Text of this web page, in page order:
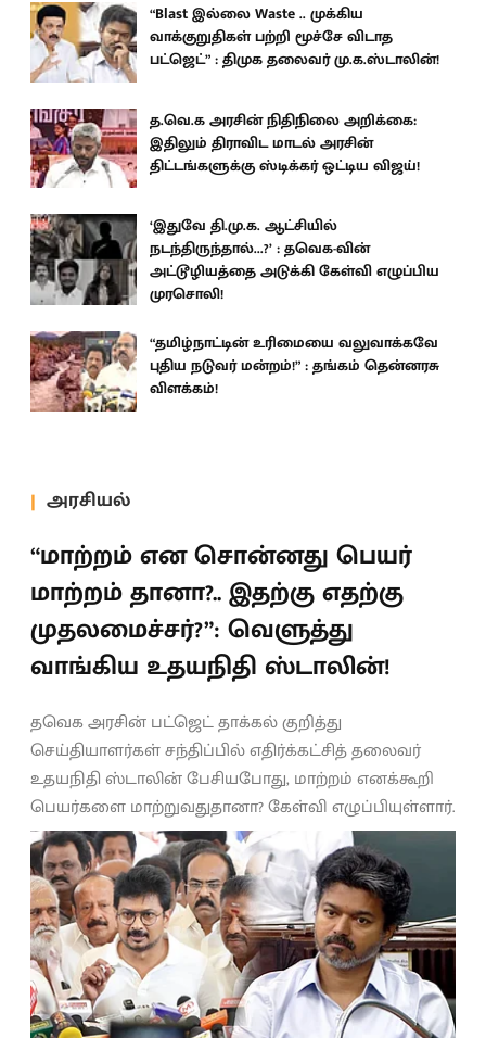
“Blast இல்லை Waste .. முக்கிய
வாக்குறுதிகள் பற்றி மூச்சே விடாத
பட்ஜெட்” : திமுக தலைவர் மு.க.ஸ்டாலின்!
த.வெ.க அரசின் நிதிநிலை அறிக்கை:
இதிலும் திராவிட மாடல் அரசின்
திட்டங்களுக்கு ஸ்டிக்கர் ஒட்டிய விஜய்!
‘இதுவே தி.மு.க. ஆட்சியில்
நடந்திருந்தால்...?’ : தவெக-வின்
அட்டூழியத்தை அடுக்கி கேள்வி எழுப்பிய
முரசொலி!
“தமிழ்நாட்டின் உரிமையை வலுவாக்கவே
புதிய நடுவர் மன்றம்!” : தங்கம் தென்னரசு
விளக்கம்!
அரசியல்
“மாற்றம் என சொன்னது பெயர்
மாற்றம் தானா?.. இதற்கு எதற்கு
முதலமைச்சர்?”: வெளுத்து
வாங்கிய உதயநிதி ஸ்டாலின்!
தவெக அரசின் பட்ஜெட் தாக்கல் குறித்து
செய்தியாளர்கள் சந்திப்பில் எதிர்க்கட்சித் தலைவர்
உதயநிதி ஸ்டாலின் பேசியபோது, மாற்றம் எனக்கூறி
பெயர்களை மாற்றுவதுதானா? கேள்வி எழுப்பியுள்ளார்.